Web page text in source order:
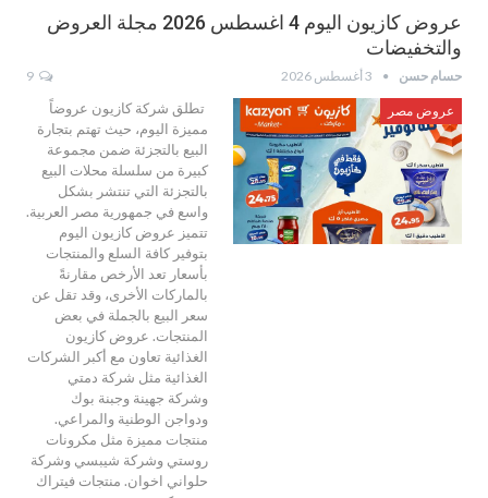
عروض كازيون اليوم 4 اغسطس 2026 مجلة العروض
والتخفيضات
حسام حسن 3 أغسطس 2026
عروض مصر
تطلق شركة كازيون عروضاً
مميزة اليوم، حيث تهتم بتجارة
البيع بالتجزئة ضمن مجموعة
كبيرة من سلسلة محلات البيع
بالتجزئة التي تنتشر بشكل
واسع في جمهورية مصر العربية.
تتميز عروض كازيون اليوم
بتوفير كافة السلع والمنتجات
بأسعار تعد الأرخص مقارنةً
بالماركات الأخرى، وقد تقل عن
سعر البيع بالجملة في بعض
المنتجات. عروض كازيون
الغذائية تعاون مع أكبر الشركات
الغذائية مثل شركة دمتي
وشركة جهينة وجبنة بوك
ودواجن الوطنية والمراعي.
منتجات مميزة مثل مكرونات
روستي وشركة شيبسي وشركة
حلواني اخوان. منتجات فيتراك